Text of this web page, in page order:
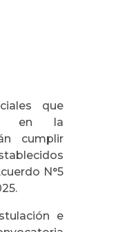
que
en la
cumplir
N°5
e